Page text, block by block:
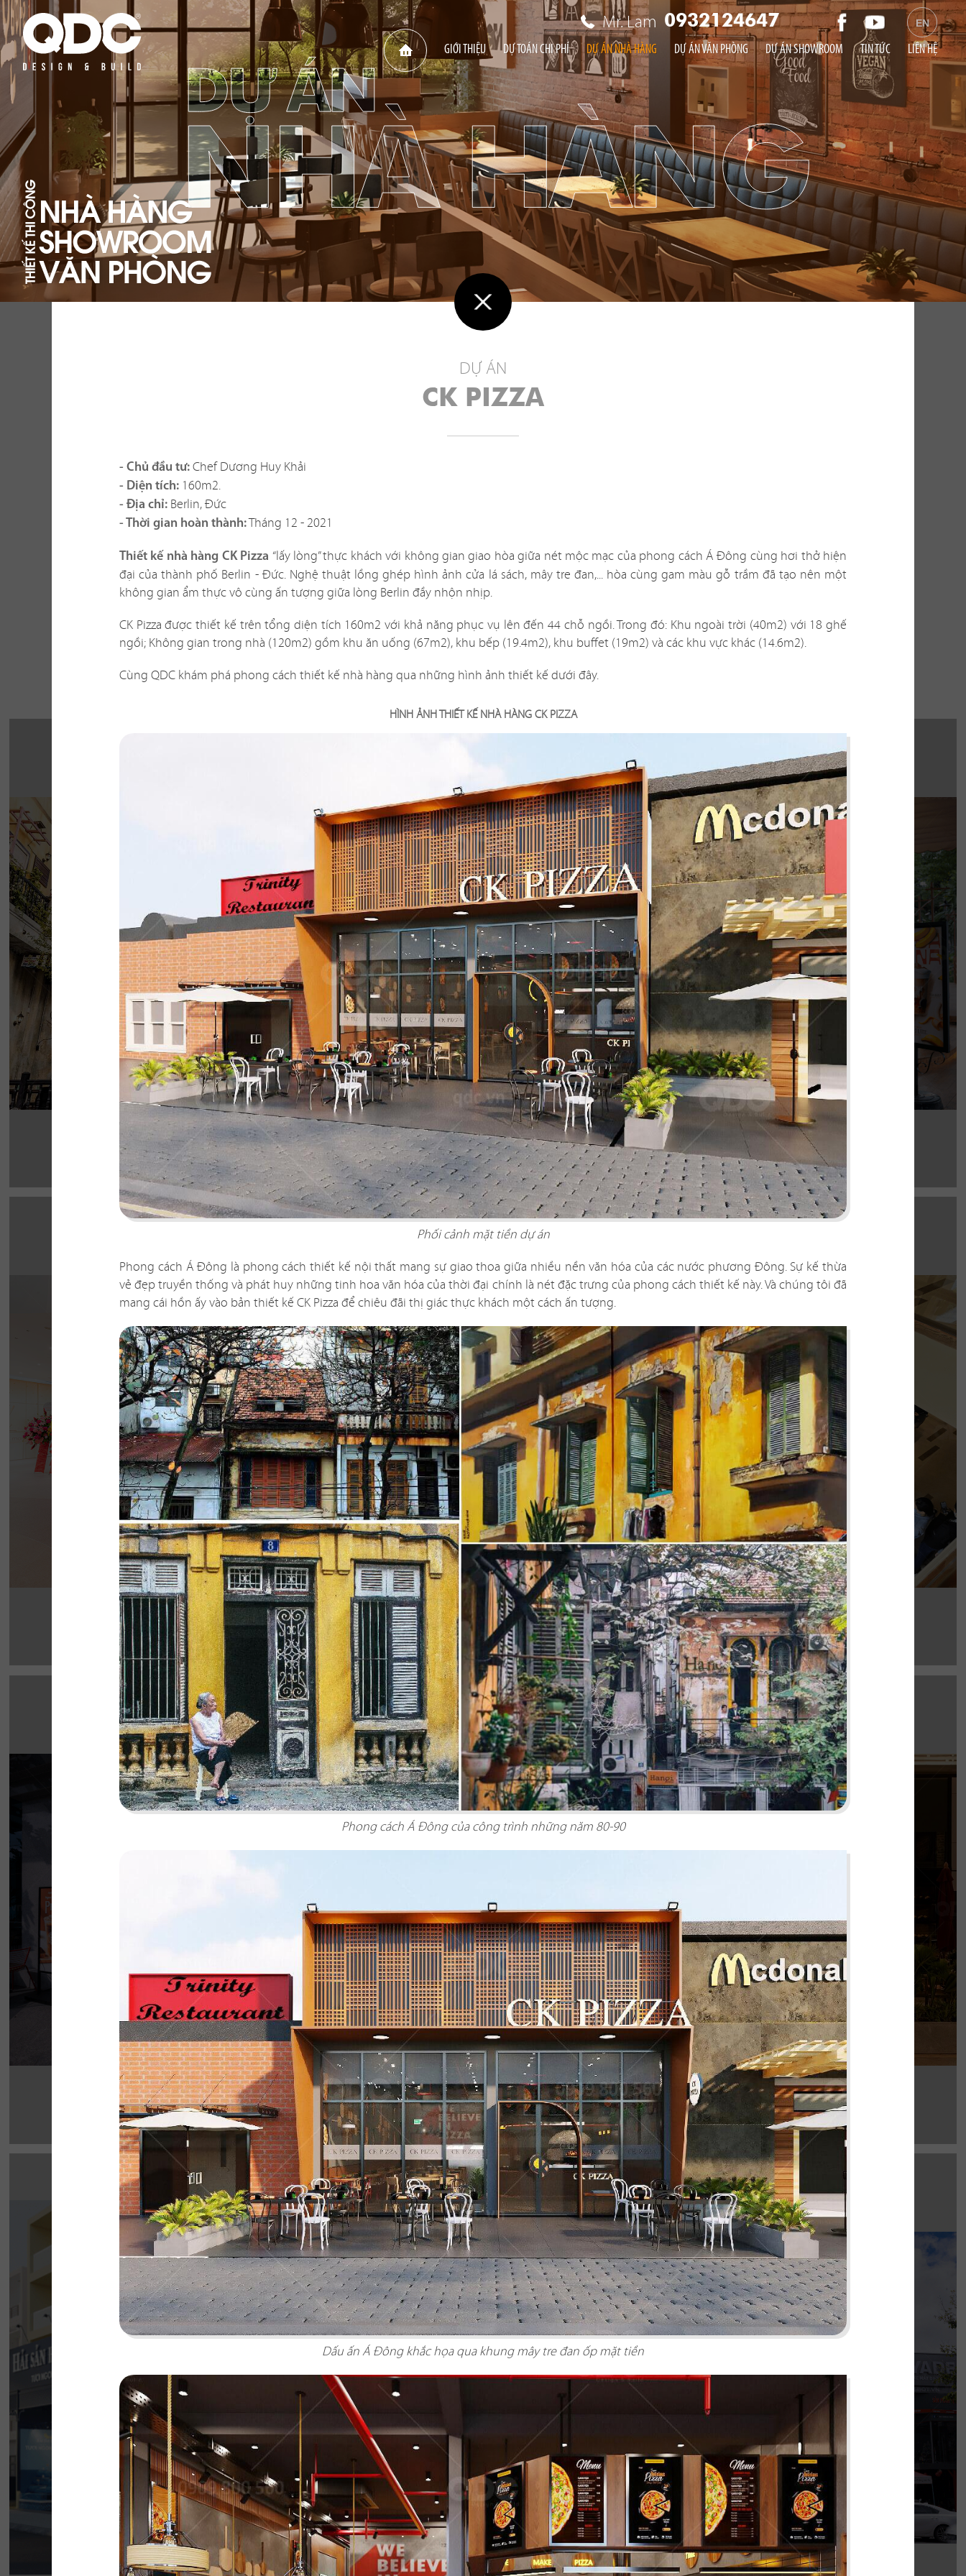
Mr. Lam 0932124647 EN
GIỚI THIỆU DỰ TOÁN CHI PHÍ DỰ ÁN NHÀ HÀNG DỰ ÁN VĂN PHÒNG DỰ ÁN SHOWROOM TIN TỨC LIÊN HỆ
DỰ ÁN
NHÀ HÀNG
hàng vừa thể hiện phong cách chủ đạo của mỗi nhà hàng. Tuy nhiên trên thực tế, việc
với không gian mặt bằng và môi trường xung quanh? Chi phí và thời gian thi công ra
sao? Liệu có phù hợp với ngân sách và mong muốn của bạn?
Chúng tôi biết để tìm ra giải pháp hài hòa tất cả các yếu tố trên là một bài toán không
dễ giải quyết, vì vậy hãy để chúng tôi đồng hành cùng bạn, mang đến cho bạn những
phương án thiết kế hiệu quả và kinh tế nhất!
——————————–
Một số dự án nhà hàng do QDC Design & Build trực tiếp thiết kế và thi công:
THE STREET "NHẬU CÓ
CHẤT"
The Street được dựa trên văn hóa vỉa hè độc đáo, xen lẫn hơi
thở của đường phố, mang đến vẻ đẹp Việt Nam đặc trưng
cho thực khách
Chi tiết
KATINAT WATERBUS
Dự án được chúng tôi hoàn thiện gấp rút trong 35 ngày,
mang đến một không gian thưởng thức cafe - trà sữa ấn
tượng
Chi tiết
BẮC KIM THANG
Nhà hàng Bắc Kim Thang được thiết kế theo phong cách Việt
Nam dân gian đương đại...
Chi tiết
PHÊ LA
Dự án mới nhất của chúng tôi, Phê La - Biên Hòa tọa lạc trên
con đường Võ Thị Sáu sầm uất...
Chi tiết
HIGHLANDS COFFEE
không gian hai mặt tiền rộng rãi cùng phong cách thiết kế
EL GAUCHO
nghiệm ẩm thực Âu đỉnh cao mang phong cách công
nghiệp độc đáo
Chi tiết
HẢI SẢN HOÀNG GIA
phong cách Địa Trung Hải với vẻ đẹp thanh lịch, sang trọng
Chi tiết
KOI THÉ
QDC rất hân hạnh khi được đồng hành cùng chủ đầu tư cho
dự án tổng thầu thi công chi nhánh KOI Thé đầu tiên tại Biên
DỰ ÁN
CK PIZZA
- Chủ đầu tư:Chef Dương Huy Khải
- Diện tích: 160m2.
- Địa chỉ: Berlin, Đức
- Thời gian hoàn thành:Tháng 12 - 2021
Thiết kế nhà hàng CK Pizza “lấy lòng” thực khách với không gian giao hòa giữa nét mộc mạc của phong cách Á Đông cùng hơi thở hiện
đại của thành phố Berlin - Đức. Nghệ thuật lồng ghép hình ảnh cửa lá sách, mây tre đan,... hòa cùng gam màu gỗ trầm đã tạo nên một
không gian ẩm thực vô cùng ấn tượng giữa lòng Berlin đầy nhộn nhịp.
CK Pizza được thiết kế trên tổng diện tích 160m2 với khả năng phục vụ lên đến 44 chỗ ngồi. Trong đó: Khu ngoài trời (40m2) với 18 ghế
ngồi; Không gian trong nhà (120m2) gồm khu ăn uống (67m2), khu bếp (19.4m2), khu buffet (19m2) và các khu vực khác (14.6m2).
Cùng QDC khám phá phong cách thiết kế nhà hàng qua những hình ảnh thiết kế dưới đây.
HÌNH ẢNH THIẾT KẾ NHÀ HÀNG CK PIZZA
Phối cảnh mặt tiền dự án
Phong cách Á Đông là phong cách thiết kế nội thất mang sự giao thoa giữa nhiều nền văn hóa của các nước phương Đông. Sự kế thừa
vẻ đẹp truyền thống và phát huy những tinh hoa văn hóa của thời đại chính là nét đặc trưng của phong cách thiết kế này. Và chúng tôi đã
mang cái hồn ấy vào bản thiết kế CK Pizza để chiêu đãi thị giác thực khách một cách ấn tượng.
Phong cách Á Đông của công trình những năm 80-90
Dấu ấn Á Đông khắc họa qua khung mây tre đan ốp mặt tiền